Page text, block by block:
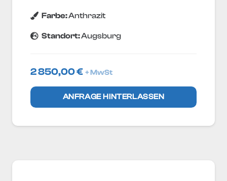
Farbe:Anthrazit
Standort:Augsburg
2 850,00€ + MwSt
ANFRAGE HINTERLASSEN